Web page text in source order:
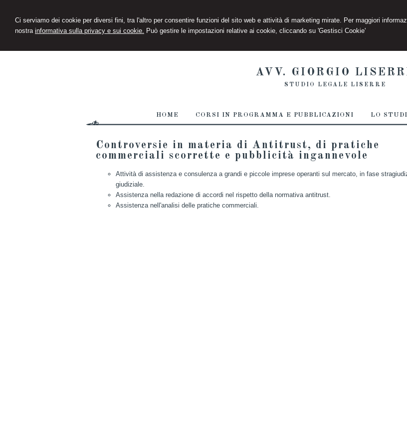
Ci serviamo dei cookie per diversi fini, tra l'altro per consentire funzioni del sito web e attività di marketing mirate. Per maggiori
nostra informativa sulla privacy e sui cookie. Può gestire le impostazioni relative ai cookie, cliccando su 'Gestisci Cookie'
AVV. GIORGIO
STUDIO LEGALE LISERRE
HOME CORSI IN PROGRAMMA E PUBBLICAZIONI LO
Controversie in materia di Antitrust, di pratiche
commerciali scorrette e pubblicità ingannevole
Attività di assistenza e consulenza a grandi e piccole imprese operanti sul mercato, in fase
giudiziale.
Assistenza nella redazione di accordi nel rispetto della normativa antitrust.
Assistenza nell'analisi delle pratiche commerciali.